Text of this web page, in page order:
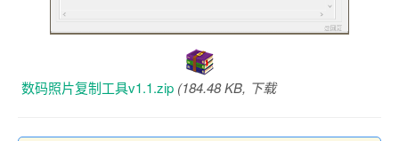
数码照片复制工具v1.1.zip (184.48 KB, 下载